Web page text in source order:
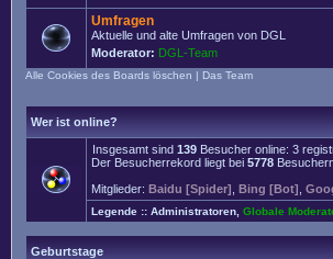
Umfragen
Aktuelle und alte Umfragen von DGL
Moderator: DGL-Team
Alle Cookies des Boards löschen | Das Team
Wer ist online?
Insgesamt sind 139 Besucher online: 3
Der Besucherrekord liegt bei 5778
Mitglieder: Baidu [Spider] Bing [Bot]
Legende :: Administratoren Globale
Geburtstage